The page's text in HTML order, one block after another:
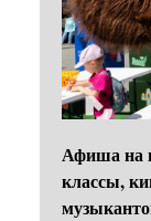
Афиша на
классы,